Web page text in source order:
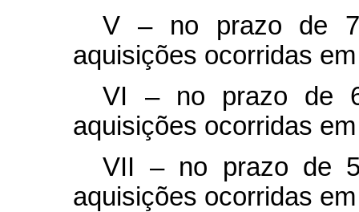
V – no prazo de
aquisições ocorridas
VI – no prazo de
aquisições ocorridas
VII – no prazo de
aquisições ocorridas